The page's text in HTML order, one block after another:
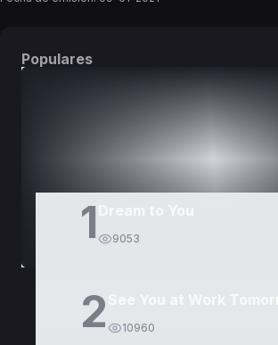
Populares
1 9053
2 10960